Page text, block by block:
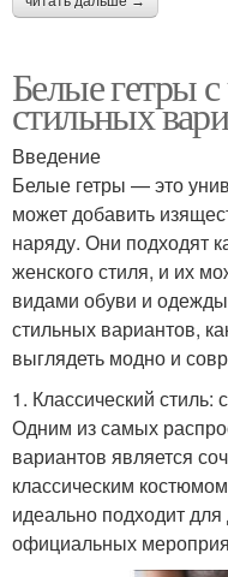
Белые гетры
стильных
Введение
Белые гетры — это
может добавить
наряду. Они подходят
женского стиля, и их
видами обуви и
стильных вариантов,
выглядеть модно и
1. Классический
Одним из самых
вариантов является
классическим
идеально подходит
официальных